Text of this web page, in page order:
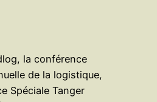
la conférence
de la logistique,
Spéciale Tanger